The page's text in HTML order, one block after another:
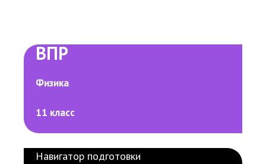
ВПР
Физика
11 класс
Навигатор подготовки